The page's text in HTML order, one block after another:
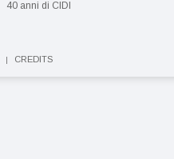
40 anni di CIDI
CREDITS